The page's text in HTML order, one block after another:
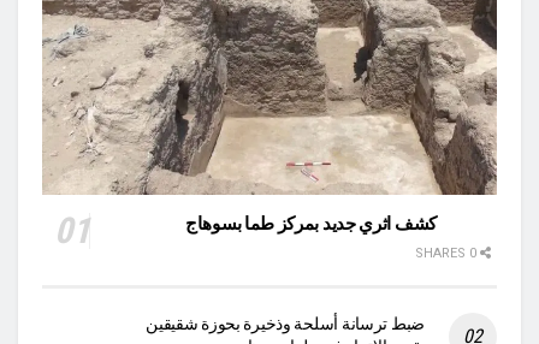
كشف اثري جديد بمركز طما بسوهاج
ضبط ترسانة أسلحة وذخيرة بحوزة شقيقين